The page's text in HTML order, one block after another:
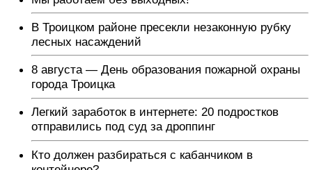
В Троицком районе пресекли незаконную рубку
лесных насаждений
8 августа — День образования пожарной охраны
города Троицка
Легкий заработок в интернете: 20 подростков
отправились под суд за дроппинг
Кто должен разбираться с кабанчиком в